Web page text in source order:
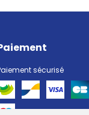
sécurisé